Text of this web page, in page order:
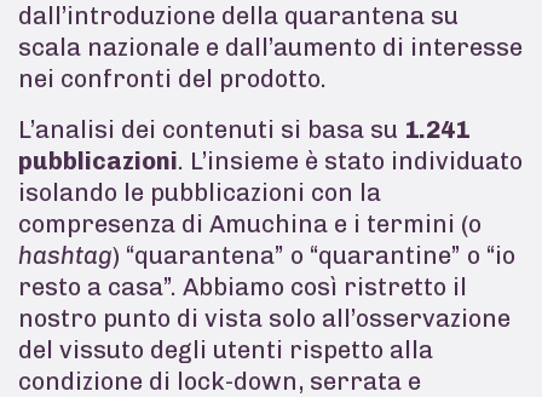
dall’introduzione della quarantena su
scala nazionale e dall’aumento di interesse
nei confronti del prodotto.
L’analisi dei contenuti si basa su 1.241
pubblicazioni. L’insieme è stato individuato
isolando le pubblicazioni con la
compresenza di Amuchina e i termini (o
hashtag) “quarantena” o “quarantine” o “io
resto a casa”. Abbiamo così ristretto il
nostro punto di vista solo all’osservazione
del vissuto degli utenti rispetto alla
condizione di lock-down, serrata e